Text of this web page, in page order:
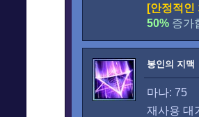
[안정적인
50% 증가
봉인의 지맥
마나: 75
재사용 대